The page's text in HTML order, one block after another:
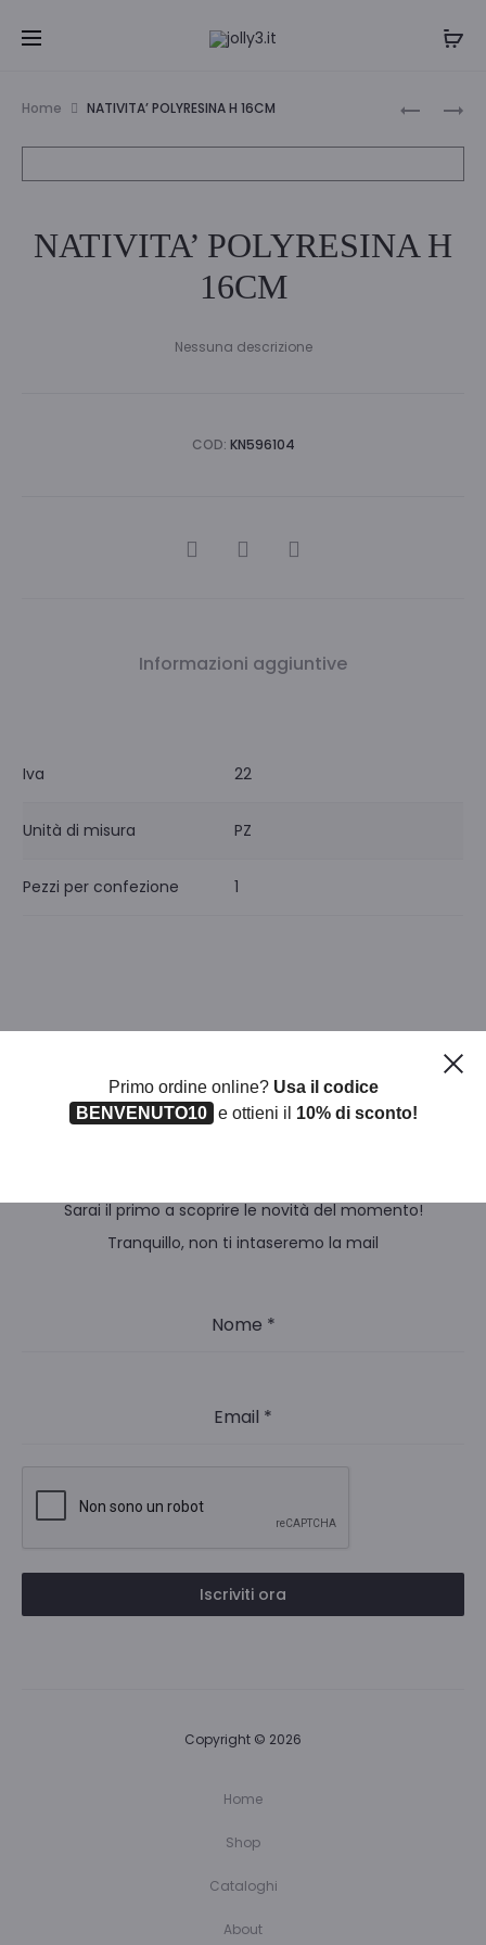
tra
i
30X17X30
Home NATIVITA’ POLYRESINA H 16CM
NATIVITA’ POLYRESINA H
16CM
Nessuna descrizione
COD: KN596104
CONDIVIDI
Informazioni aggiuntive
Iva 22
Unità di misura PZ
Pezzi per confezione 1
Sarai il primo a scoprire le novità del momento!
Tranquillo, non ti intaseremo la mail
Nome *
Email *
Iscriviti ora
Copyright © 2026
Home
Shop
Cataloghi
About
Primo ordine online? Usa il codice
BENVENUTO10
e ottieni il 10% di sconto!